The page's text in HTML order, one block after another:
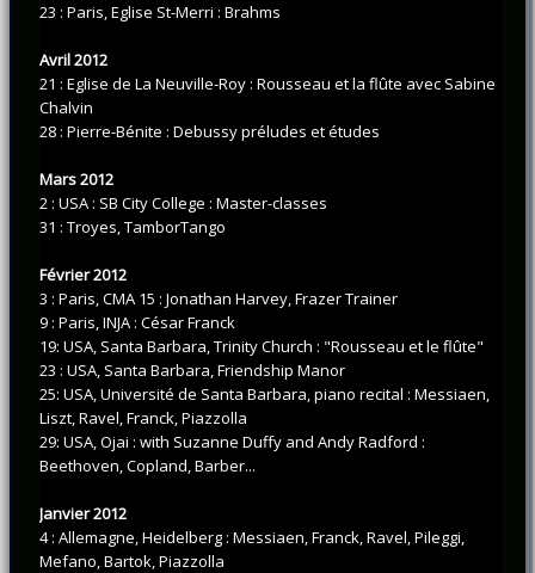
23 : Paris, Eglise St-Merri : Brahms
Avril 2012
21 : Eglise de La Neuville-Roy : Rousseau et la flûte avec Sabine
Chalvin
28 : Pierre-Bénite : Debussy préludes et études
Mars 2012
2 : USA : SB City College : Master-classes
31 : Troyes, TamborTango
Février 2012
3 : Paris, CMA 15 : Jonathan Harvey, Frazer Trainer
9 : Paris, INJA : César Franck
19: USA, Santa Barbara, Trinity Church : "Rousseau et le flûte"
23 : USA, Santa Barbara, Friendship Manor
25: USA, Université de Santa Barbara, piano recital : Messiaen,
Liszt, Ravel, Franck, Piazzolla
29: USA, Ojai : with Suzanne Duffy and Andy Radford :
Beethoven, Copland, Barber...
Janvier 2012
4 : Allemagne, Heidelberg : Messiaen, Franck, Ravel, Pileggi,
Mefano, Bartok, Piazzolla